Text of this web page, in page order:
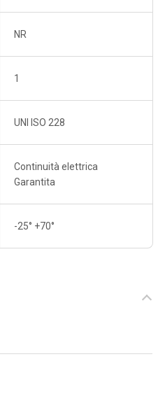
NR
1
UNI ISO 228
Continuità elettrica
Garantita
-25° +70°